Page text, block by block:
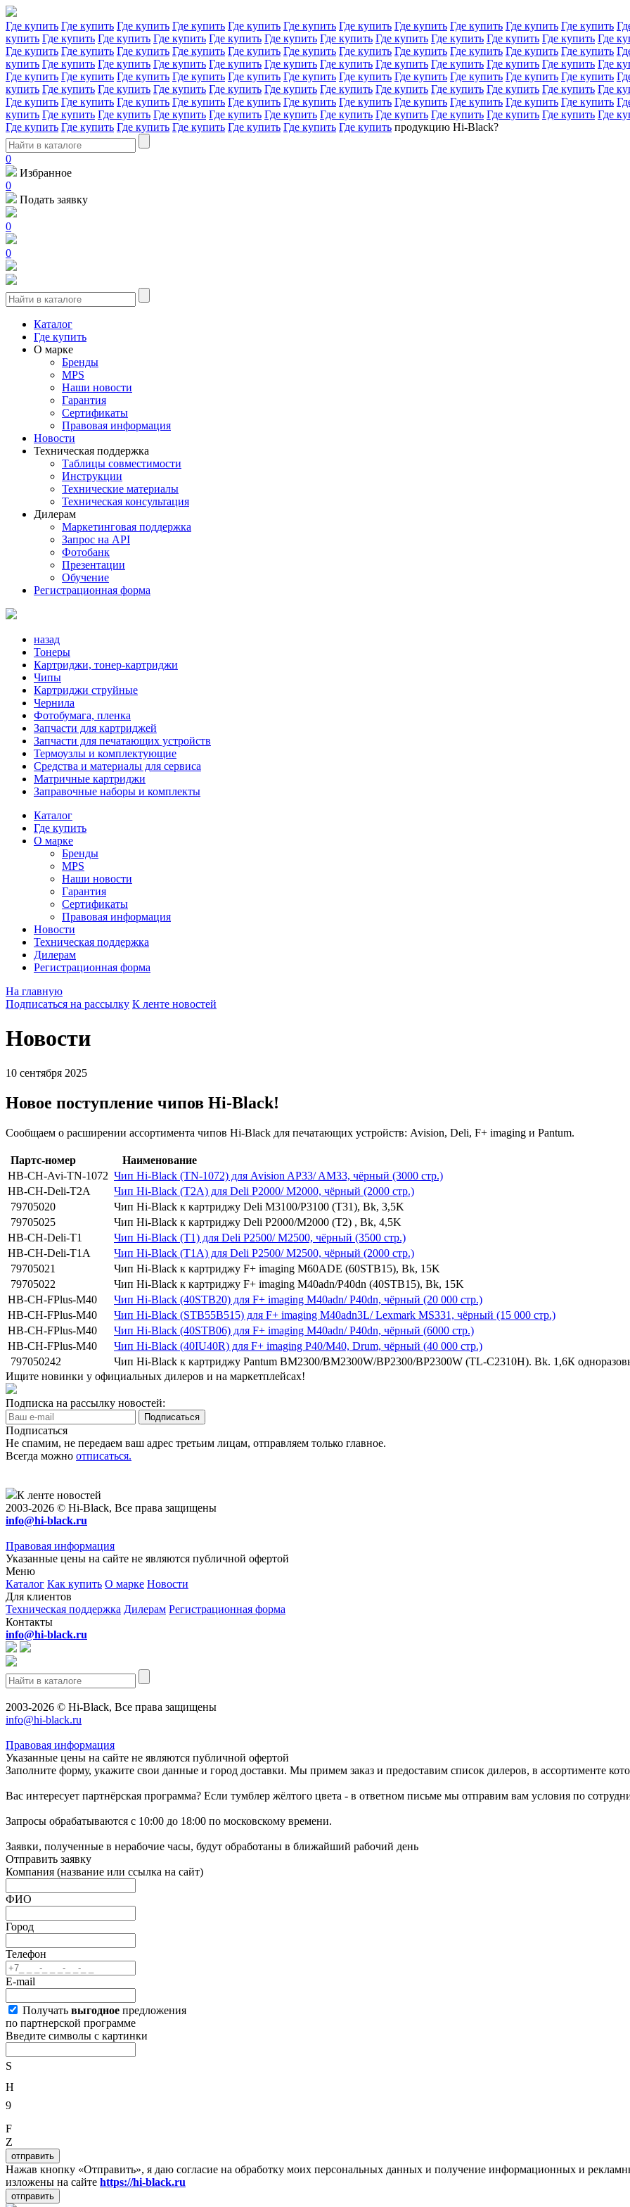
Где купить Где купить Где купить Где купить Где купить Где купить Где купить Где купить Где купить Где купить Где купить
купить Где купить Где купить Где купить Где купить Где купить Где купить Где купить Где купить Где купить Где купить Где
Где купить Где купить Где купить Где купить Где купить Где купить Где купить Где купить Где купить Где купить Где купить
купить Где купить Где купить Где купить Где купить Где купить Где купить Где купить Где купить Где купить Где купить Где
Где купить Где купить Где купить Где купить Где купить Где купить Где купить Где купить Где купить Где купить Где купить
купить Где купить Где купить Где купить Где купить Где купить Где купить Где купить Где купить Где купить Где купить Где
Где купить Где купить Где купить Где купить Где купить Где купить Где купить Где купить Где купить Где купить Где купить
купить Где купить Где купить Где купить Где купить Где купить Где купить Где купить Где купить Где купить Где купить Где
Где купить Где купить Где купить Где купить Где купить Где купить Где купить продукцию Hi-Black?
0
Избранное
0
Подать заявку
0
0
Каталог
Где купить
О марке
Бренды
MPS
Наши новости
Гарантия
Сертификаты
Правовая информация
Новости
Техническая поддержка
Таблицы совместимости
Инструкции
Технические материалы
Техническая консультация
Дилерам
Маркетинговая поддержка
Запрос на API
Фотобанк
Презентации
Обучение
Регистрационная форма
назад
Тонеры
Картриджи, тонер-картриджи
Чипы
Картриджи струйные
Чернила
Фотобумага, пленка
Запчасти для картриджей
Запчасти для печатающих устройств
Термоузлы и комплектующие
Средства и материалы для сервиса
Матричные картриджи
Заправочные наборы и комплекты
Каталог
Где купить
О марке
Бренды
MPS
Наши новости
Гарантия
Сертификаты
Правовая информация
Новости
Техническая поддержка
Дилерам
Регистрационная форма
На главную
Подписаться на рассылку К ленте новостей
Новости
10 сентября 2025
Новое поступление чипов Hi-Black!
Сообщаем о расширении ассортимента чипов Hi-Black для печатающих устройств: Avision, Deli, F+ imaging и Pantum.
Партс-номер
Наименование
HB-CH-Avi-TN-1072 Чип Hi-Black (TN-1072) для Avision AP33/ AM33, чёрный (3000 стр.)
HB-CH-Deli-T2A
Чип Hi-Black (T2A) для Deli P2000/ M2000, чёрный (2000 стр.)
79705020
Чип Hi-Black к картриджу Deli M3100/P3100 (T31), Bk, 3,5K
79705025
Чип Hi-Black к картриджу Deli P2000/M2000 (T2) , Bk, 4,5K
HB-CH-Deli-T1
Чип Hi-Black (T1) для Deli P2500/ M2500, чёрный (3500 стр.)
HB-CH-Deli-T1A
Чип Hi-Black (T1A) для Deli P2500/ M2500, чёрный (2000 стр.)
79705021
Чип Hi-Black к картриджу F+ imaging M60ADE (60STB15), Bk, 15K
79705022
Чип Hi-Black к картриджу F+ imaging M40adn/P40dn (40STB15), Bk, 15K
HB-CH-FPlus-M40
Чип Hi-Black (40STB20) для F+ imaging M40adn/ P40dn, чёрный (20 000 стр.)
HB-CH-FPlus-M40
Чип Hi-Black (STB55B515) для F+ imaging M40adn3L/ Lexmark MS331, чёрный (15 000 стр.)
HB-CH-FPlus-M40
Чип Hi-Black (40STB06) для F+ imaging M40adn/ P40dn, чёрный (6000 стр.)
HB-CH-FPlus-M40
Чип Hi-Black (40IU40R) для F+ imaging P40/M40, Drum, чёрный (40 000 стр.)
797050242
Чип Hi-Black к картриджу Pantum BM2300/BM2300W/BP2300/BP2300W (TL-C2310H). Bk. 1,6К
Ищите новинки у официальных дилеров и на маркетплейсах!
Подписка на рассылку новостей:
Подписаться
Не спамим, не передаем ваш адрес третьим лицам, отправляем только главное.
Всегда можно отписаться.
К ленте новостей
2003-2026 © Hi-Black, Все права защищены
info@hi-black.ru
Правовая информация
Указанные цены на сайте не являются публичной офертой
Меню
Каталог Как купить О марке Новости
Для клиентов
Техническая поддержка Дилерам Регистрационная форма
Контакты
info@hi-black.ru
2003-2026 © Hi-Black, Все права защищены
info@hi-black.ru
Правовая информация
Указанные цены на сайте не являются публичной офертой
Заполните форму, укажите свои данные и город доставки. Мы примем заказ и предоставим список дилеров, в ассортименте
Вас интересует партнёрская программа? Если тумблер жёлтого цвета - в ответном письме мы отправим вам условия по
Запросы обрабатываются с 10:00 до 18:00 по московскому времени.
Заявки, полученные в нерабочие часы, будут обработаны в ближайший рабочий день
Отправить заявку
Компания (название или ссылка на сайт)
ФИО
Город
Телефон
E-mail
Получать выгодное предложения
по партнерской программе
Введите символы с картинки
S
H
9
F
Z
отправить
Нажав кнопку «Отправить», я даю согласие на обработку моих персональных данных и получение информационных и
изложены на сайте https://hi-black.ru
отправить